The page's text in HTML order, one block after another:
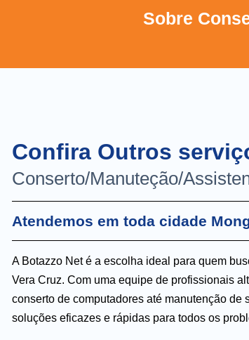
Sobre
Confira Outros
Conserto/Manuteção/
Atendemos em toda cidade
A Botazzo Net é a escolha ideal para quem
Vera Cruz. Com uma equipe de profissionais
conserto de computadores até manutenção
soluções eficazes e rápidas para todos os